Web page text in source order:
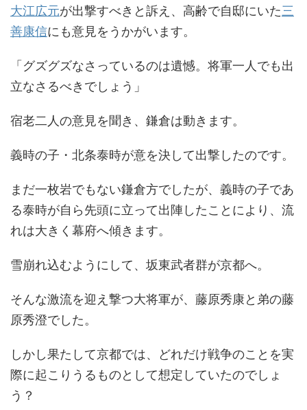
大江広元が出撃すべきと訴え、高齢で自邸にいた三
善康信にも意見をうかがいます。
「グズグズなさっているのは遺憾。将軍一人でも出
立なさるべきでしょう」
宿老二人の意見を聞き、鎌倉は動きます。
義時の子・北条泰時が意を決して出撃したのです。
まだ一枚岩でもない鎌倉方でしたが、義時の子であ
る泰時が自ら先頭に立って出陣したことにより、流
れは大きく幕府へ傾きます。
雪崩れ込むようにして、坂東武者群が京都へ。
そんな激流を迎え撃つ大将軍が、藤原秀康と弟の藤
原秀澄でした。
しかし果たして京都では、どれだけ戦争のことを実
際に起こりうるものとして想定していたのでしょ
う？